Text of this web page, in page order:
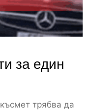
за един
трябва да